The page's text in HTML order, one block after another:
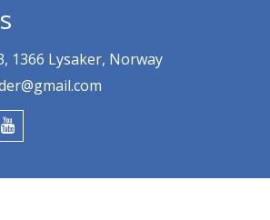
1366 Lysaker, Norway